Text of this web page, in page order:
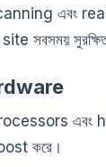
এবং
সবসময়
এবং
করে।